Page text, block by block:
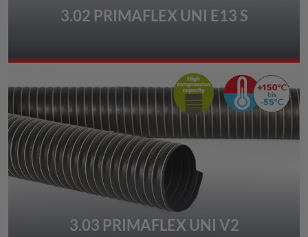
3.02 PRIMAFLEX UNI E13 S
3.03 PRIMAFLEX UNI V2